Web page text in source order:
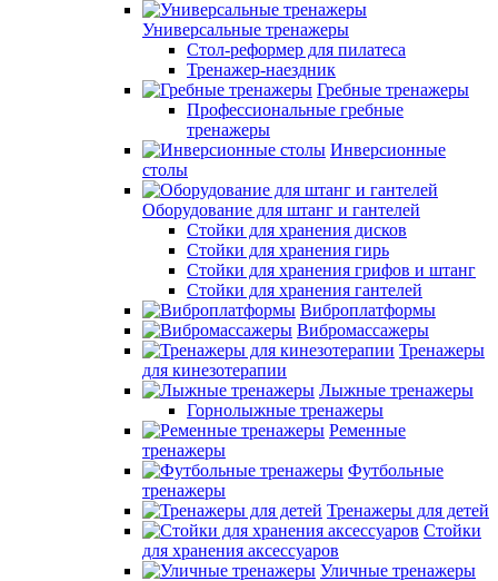
Универсальные тренажеры
Стол-реформер для пилатеса
Тренажер-наездник
Гребные тренажеры
Профессиональные гребные
тренажеры
Инверсионные
столы
Оборудование для штанг и гантелей
Стойки для хранения дисков
Стойки для хранения гирь
Стойки для хранения грифов и штанг
Стойки для хранения гантелей
Виброплатформы
Вибромассажеры
Тренажеры
для кинезотерапии
Лыжные тренажеры
Горнолыжные тренажеры
Ременные
тренажеры
Футбольные
тренажеры
Тренажеры для детей
Стойки
для хранения аксессуаров
Уличные тренажеры